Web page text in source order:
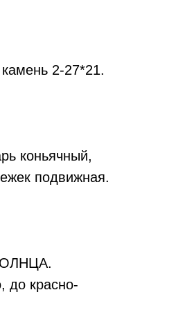
2-27*21.
коньячный,
подвижная.
до красно-